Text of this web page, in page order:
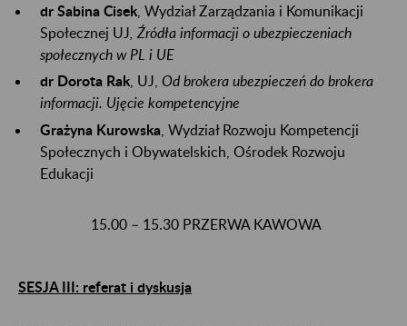
dr Sabina Cisek , Wydział Zarządzania i Komunikacji
Społecznej UJ , Źródła informacji o ubezpieczeniach
społecznych w PL i UE
dr Dorota Rak , UJ, Od brokera ubezpieczeń do brokera
informacji. Ujęcie kompetencyjne
Grażyna Kurowska , Wydział Rozwoju Kompetencji
Społecznych i Obywatelskich, Ośrodek Rozwoju
Edukacji
15.00 – 15.30 PRZERWA KAWOWA
SESJA III: referat i dyskusja